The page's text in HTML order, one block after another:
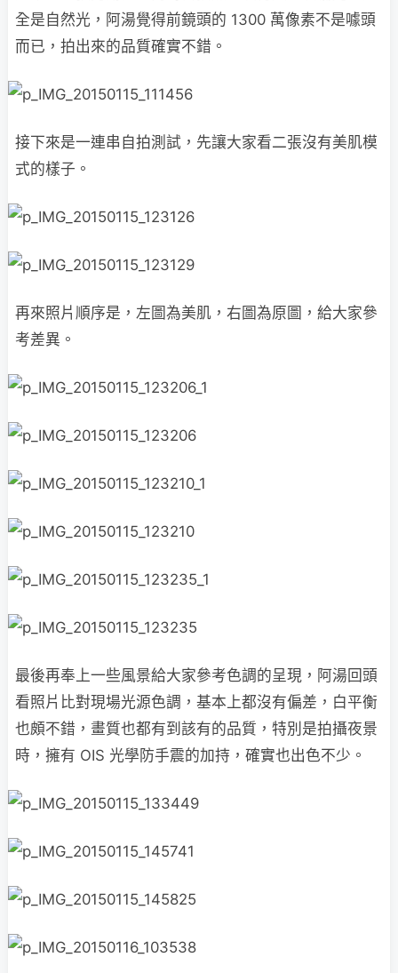
全是自然光，阿湯覺得前鏡頭的 1300 萬像素不是噱頭
而已，拍出來的品質確實不錯。
接下來是一連串自拍測試，先讓大家看二張沒有美肌模
式的樣子。
再來照片順序是，左圖為美肌，右圖為原圖，給大家參
考差異。
最後再奉上一些風景給大家參考色調的呈現，阿湯回頭
看照片比對現場光源色調，基本上都沒有偏差，白平衡
也頗不錯，畫質也都有到該有的品質，特別是拍攝夜景
時，擁有 OIS 光學防手震的加持，確實也出色不少。